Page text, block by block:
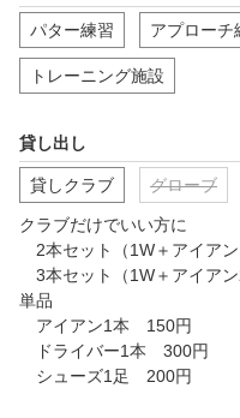
パター練習 アプローチ
トレーニング施設
貸し出し
貸しクラブ グローブ
クラブだけでいい方に
2本セット（1W＋アイア
3本セット（1W＋アイア
単品
アイアン1本　150円
ドライバー1本　300円
シューズ1足　200円